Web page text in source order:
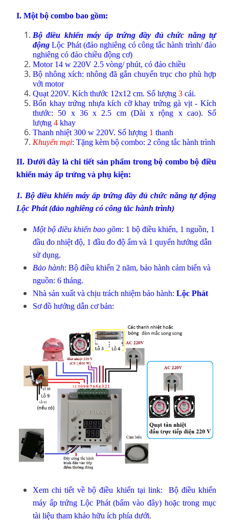
I. Một bộ combo bao gồm:
Bộ điều khiển máy ấp trứng đầy đủ chức năng tự
động Lộc Phát (đảo nghiêng có công tắc hành trình/ đảo
nghiêng có đảo chiều động cơ)
Motor 14 w 220V 2.5 vòng/ phút, có đảo chiều
Bộ nhông xích: nhông đã gắn chuyển trục cho phù hợp
với motor
Quạt 220V. Kích thước 12x12 cm. Số lượng 3 cái.
Bốn khay trứng nhựa kích cỡ khay trứng gà vịt - Kích
thước: 50 x 36 x 2.5 cm (Dài x rộng x cao). Số
lượng 4 khay
Thanh nhiệt 300 w 220V. Số lượng 1 thanh
Khuyến mại: Tặng kèm bộ combo: 2 công tắc hành trình
II. Dưới đây là chi tiết sản phẩm trong bộ combo bộ điều
khiển máy ấp trứng và phụ kiện:
1. Bộ điều khiển máy ấp trứng đầy đủ chức năng tự động
Lộc Phát (đảo nghiêng có công tắc hành trình)
Một bộ điều khiển bao gồm: 1 bộ điều khiển, 1 nguồn, 1
đầu đo nhiệt độ, 1 đầu đo độ ẩm và 1 quyển hướng dẫn
sử dụng.
Bảo hành: Bộ điều khiển 2 năm, bảo hành cảm biến và
nguồn: 6 tháng.
Nhà sản xuất và chịu trách nhiệm bảo hành: Lộc Phát
Sơ đồ hướng dẫn cơ bản:
Xem chi tiết về bộ điều khiển tại link: Bộ điều khiển
máy ấp trứng Lộc Phát (bấm vào đây)hoặc trong mục
tài liệu tham khảo hữu ích phía dưới.